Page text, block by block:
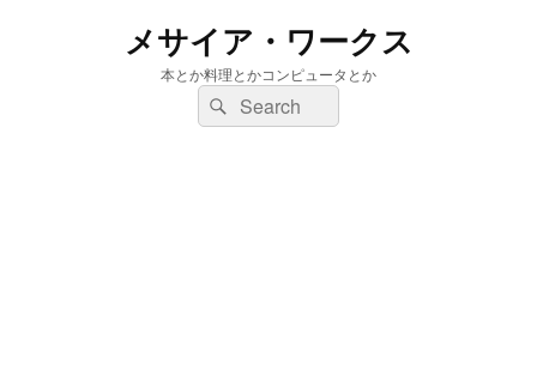
メサイア・ワークス
本とか料理とかコンピュータとか
検
索:
検
索